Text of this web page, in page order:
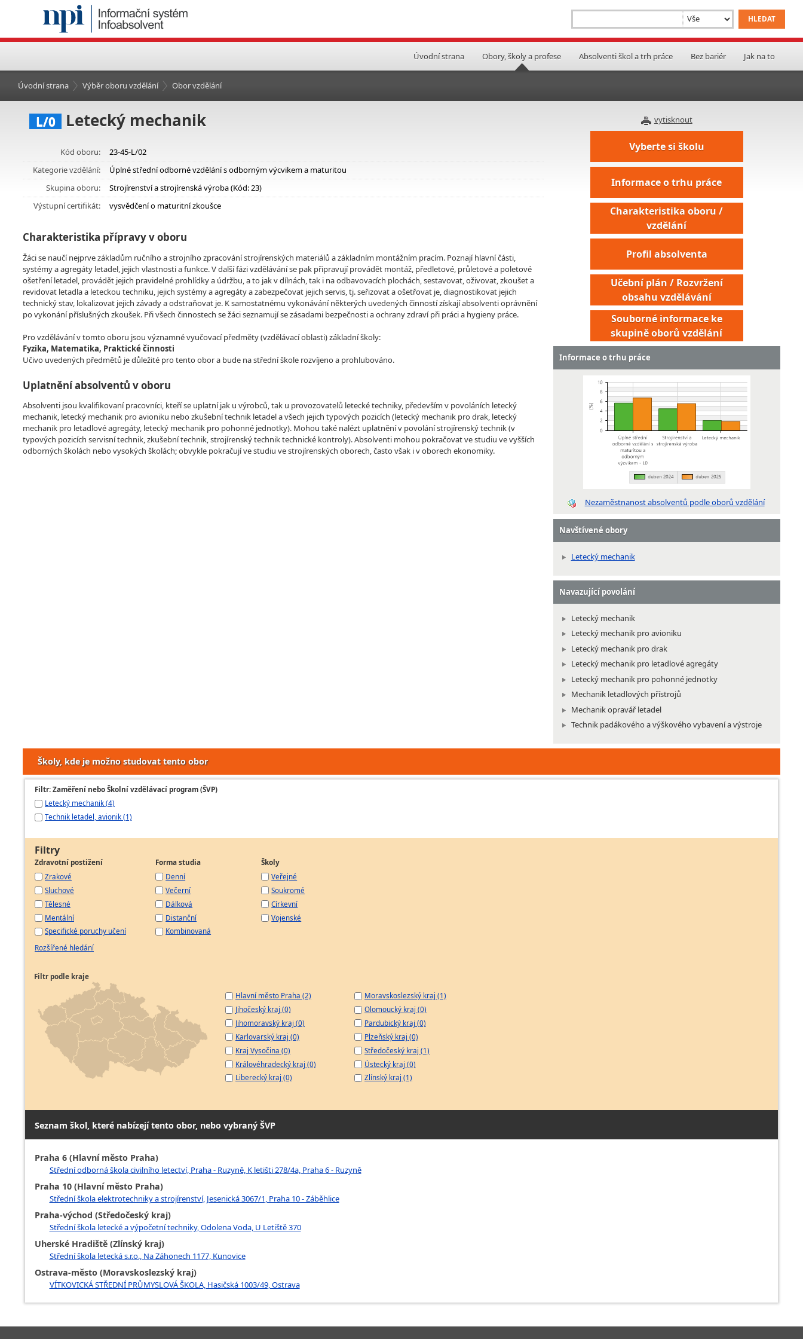
Úvodní strana Obory, školy a profese Absolventi škol a trh práce Bez bariér Jak na to
Úvodní strana Výběr oboru vzdělání Obor vzdělání
vytisknout
L/0 Letecký mechanik
Kód oboru:
23-45-L/02
Kategorie vzdělání:
Úplné střední odborné vzdělání s odborným výcvikem a maturitou
Skupina oboru:
Strojírenství a strojírenská výroba (Kód: 23)
Výstupní certifikát:
vysvědčení o maturitní zkoušce
Charakteristika přípravy v oboru
Žáci se naučí nejprve základům ručního a strojního zpracování strojírenských materiálů a základním montážním pracím. Poznají hlavní části,
systémy a agregáty letadel, jejich vlastnosti a funkce. V další fázi vzdělávání se pak připravují provádět montáž, předletové, průletové a poletové
ošetření letadel, provádět jejich pravidelné prohlídky a údržbu, a to jak v dílnách, tak i na odbavovacích plochách, sestavovat, oživovat, zkoušet a
revidovat letadla a leteckou techniku, jejich systémy a agregáty a zabezpečovat jejich servis, tj. seřizovat a ošetřovat je, diagnostikovat jejich
technický stav, lokalizovat jejich závady a odstraňovat je. K samostatnému vykonávání některých uvedených činností získají absolventi oprávnění
po vykonání příslušných zkoušek. Při všech činnostech se žáci seznamují se zásadami bezpečnosti a ochrany zdraví při práci a hygieny práce.
Pro vzdělávání v tomto oboru jsou významné vyučovací předměty (vzdělávací oblasti) základní školy:
Fyzika, Matematika, Praktické činnosti
Učivo uvedených předmětů je důležité pro tento obor a bude na střední škole rozvíjeno a prohlubováno.
Uplatnění absolventů v oboru
Absolventi jsou kvalifikovaní pracovníci, kteří se uplatní jak u výrobců, tak u provozovatelů letecké techniky, především v povoláních letecký
mechanik, letecký mechanik pro avioniku nebo zkušební technik letadel a všech jejich typových pozicích (letecký mechanik pro drak, letecký
mechanik pro letadlové agregáty, letecký mechanik pro pohonné jednotky). Mohou také nalézt uplatnění v povolání strojírenský technik (v
typových pozicích servisní technik, zkušební technik, strojírenský technik technické kontroly). Absolventi mohou pokračovat ve studiu ve vyšších
odborných školách nebo vysokých školách; obvykle pokračují ve studiu ve strojírenských oborech, často však i v oborech ekonomiky.
Vyberte si školu
Informace o trhu práce
Charakteristika oboru /
vzdělání
Profil absolventa
Učební plán / Rozvržení
obsahu vzdělávání
Souborné informace ke
skupině oborů vzdělání
Informace o trhu práce
Nezaměstnanost absolventů podle oborů vzdělání
Navštívené obory
Letecký mechanik
Navazující povolání
Letecký mechanik
Letecký mechanik pro avioniku
Letecký mechanik pro drak
Letecký mechanik pro letadlové agregáty
Letecký mechanik pro pohonné jednotky
Mechanik letadlových přístrojů
Mechanik opravář letadel
Technik padákového a výškového vybavení a výstroje
Školy, kde je možno studovat tento obor
Filtr: Zaměření nebo Školní vzdělávací program (ŠVP)
Letecký mechanik (4)
Technik letadel, avionik (1)
Filtry
Zdravotní postižení
Zrakové
Sluchové
Tělesné
Mentální
Specifické poruchy učení
Forma studia
Denní
Večerní
Dálková
Distanční
Kombinovaná
Školy
Veřejné
Soukromé
Církevní
Vojenské
Rozšířené hledání
Filtr podle kraje
Hlavní město Praha (2)
Jihočeský kraj (0)
Jihomoravský kraj (0)
Karlovarský kraj (0)
Kraj Vysočina (0)
Královéhradecký kraj (0)
Liberecký kraj (0)
Moravskoslezský kraj (1)
Olomoucký kraj (0)
Pardubický kraj (0)
Plzeňský kraj (0)
Středočeský kraj (1)
Ústecký kraj (0)
Zlínský kraj (1)
Seznam škol, které nabízejí tento obor, nebo vybraný ŠVP
Praha 6 (Hlavní město Praha)
Střední odborná škola civilního letectví, Praha - Ruzyně, K letišti 278/4a, Praha 6 - Ruzyně
Praha 10 (Hlavní město Praha)
Střední škola elektrotechniky a strojírenství, Jesenická 3067/1, Praha 10 - Záběhlice
Praha-východ (Středočeský kraj)
Střední škola letecké a výpočetní techniky, Odolena Voda, U Letiště 370
Uherské Hradiště (Zlínský kraj)
Střední škola letecká s.r.o., Na Záhonech 1177, Kunovice
Ostrava-město (Moravskoslezský kraj)
VÍTKOVICKÁ STŘEDNÍ PRŮMYSLOVÁ ŠKOLA, Hasičská 1003/49, Ostrava